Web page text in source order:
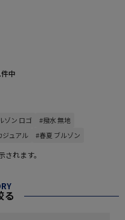
件中
ゾン ロゴ
#撥水 無地
ジュアル #春夏 ブルゾン
れます。
る